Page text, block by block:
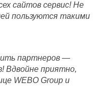
сайтов сервис! Не
пользуются такими
партнеров —
Вдвойне приятно,
WEBO Group и